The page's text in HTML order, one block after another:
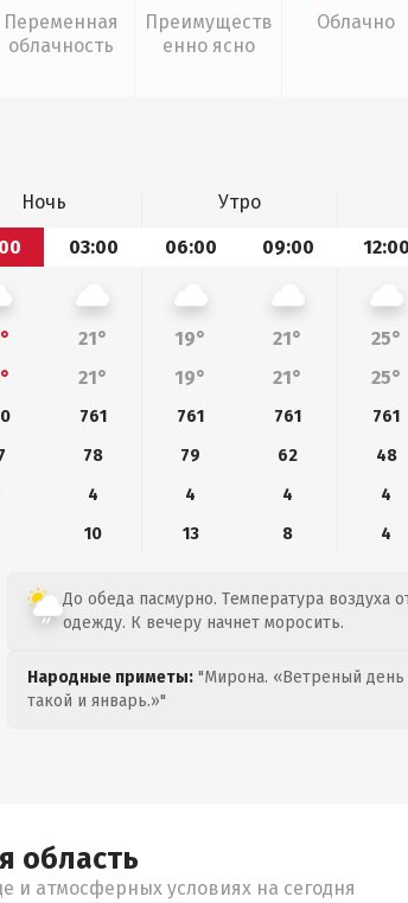
Переменная
облачность
Преимуществ
енно ясно
Облачно
Ночь Утро
03:00 06:00 09:00 12:00
21° 19° 21° 25°
21° 19° 21° 25°
761 761 761 761
78 79 62 48
4 4 4 4
10 13 8 4
До обеда пасмурно. Температура воздуха
одежду. К вечеру начнет моросить.
Народные приметы: "Мирона. «Ветреный
такой и январь.»"
область
и атмосферных условиях на сегодня